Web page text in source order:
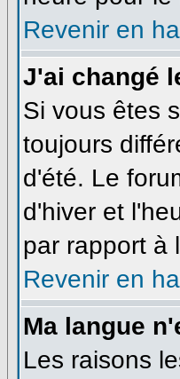
Revenir en
J'ai changé
Si vous êtes
toujours
d'été. Le
d'hiver et
par rapport à
Revenir en
Ma langue
Les raisons